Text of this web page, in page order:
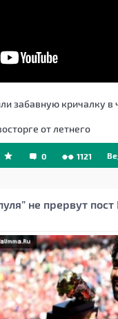
забавную кричалку в
от летнего
0 1121
не прервут